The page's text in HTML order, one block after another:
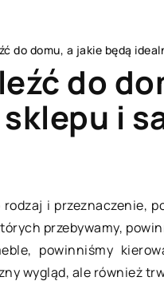
do domu, a jakie będą
do
i
i przeznaczenie,
przebywamy,
powinniśmy
wygląd, ale również